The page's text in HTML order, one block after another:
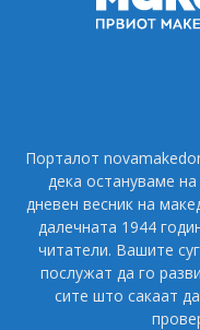
Порталот
дека остануваме
дневен весник на
далечната 1944
читатели. Вашите
послужат да го
сите што сакаат